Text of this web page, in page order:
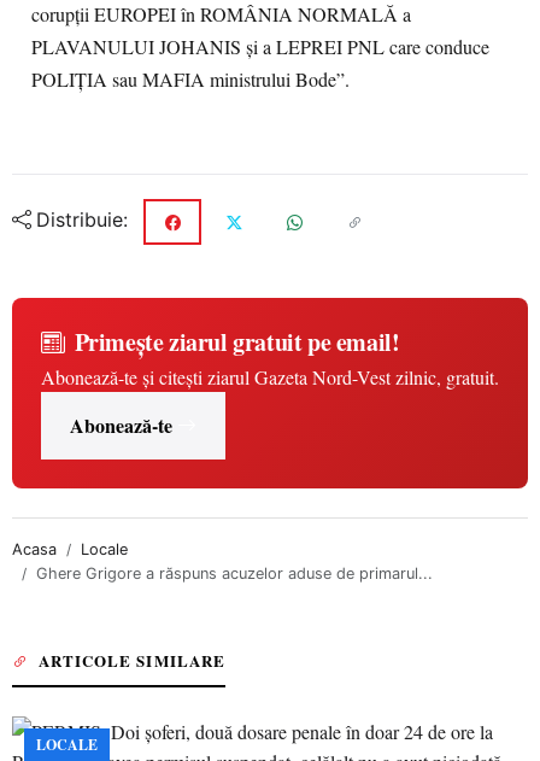
corupții EUROPEI în ROMÂNIA NORMALĂ a
PLAVANULUI JOHANIS și a LEPREI PNL care conduce
POLIȚIA sau MAFIA ministrului Bode”.
Distribuie:
Primește ziarul gratuit pe email!
Abonează-te și citești ziarul Gazeta Nord-Vest zilnic, gratuit.
Abonează-te
Acasa
Locale
Ghere Grigore a răspuns acuzelor aduse de primarul...
ARTICOLE SIMILARE
LOCALE